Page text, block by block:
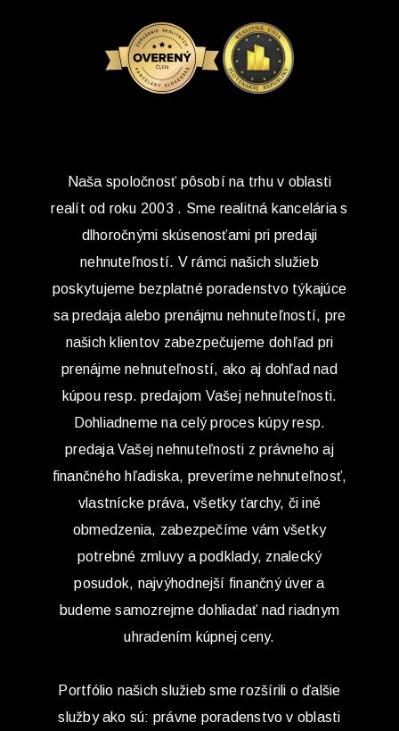
Naša spoločnosť pôsobí na trhu v oblasti
realít od roku 2003 . Sme realitná kancelária s
dlhoročnými skúsenosťami pri predaji
nehnuteľností. V rámci našich služieb
poskytujeme bezplatné poradenstvo týkajúce
sa predaja alebo prenájmu nehnuteľností, pre
našich klientov zabezpečujeme dohľad pri
prenájme nehnuteľností, ako aj dohľad nad
kúpou resp. predajom Vašej nehnuteľnosti.
Dohliadneme na celý proces kúpy resp.
predaja Vašej nehnuteľnosti z právneho aj
finančného hľadiska, preveríme nehnuteľnosť,
vlastnícke práva, všetky ťarchy, či iné
obmedzenia, zabezpečíme vám všetky
potrebné zmluvy a podklady, znalecký
posudok, najvýhodnejší finančný úver a
budeme samozrejme dohliadať nad riadnym
uhradením kúpnej ceny.
Portfólio našich služieb sme rozšírili o ďalšie
služby ako sú: právne poradenstvo v oblasti